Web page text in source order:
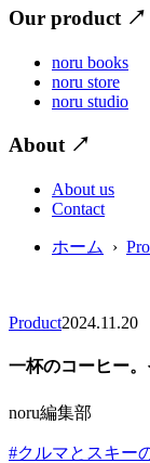
Our product ↗
noru books
noru store
noru studio
About ↗
About us
Contact
ホーム ›
Product2024.11.20
一杯のコーヒー
noru編集部
#クルマとスキー